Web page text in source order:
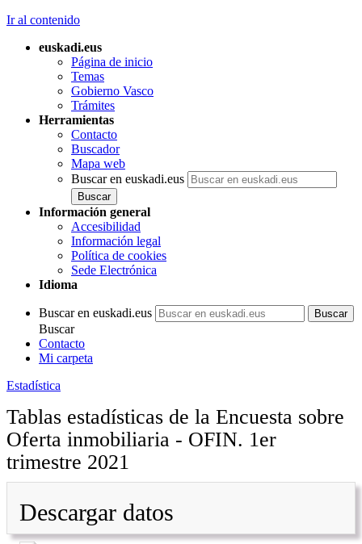
Ir al contenido
euskadi.eus
Página de inicio
Temas
Gobierno Vasco
Trámites
Herramientas
Contacto
Buscador
Mapa web
Buscar en euskadi.eus
Información general
Accesibilidad
Información legal
Política de cookies
Sede Electrónica
Idioma
Buscar en euskadi.eus
Buscar
Contacto
Mi carpeta
Estadística
Tablas estadísticas de la Encuesta sobre
Oferta inmobiliaria - OFIN. 1er
trimestre 2021
Descargar datos